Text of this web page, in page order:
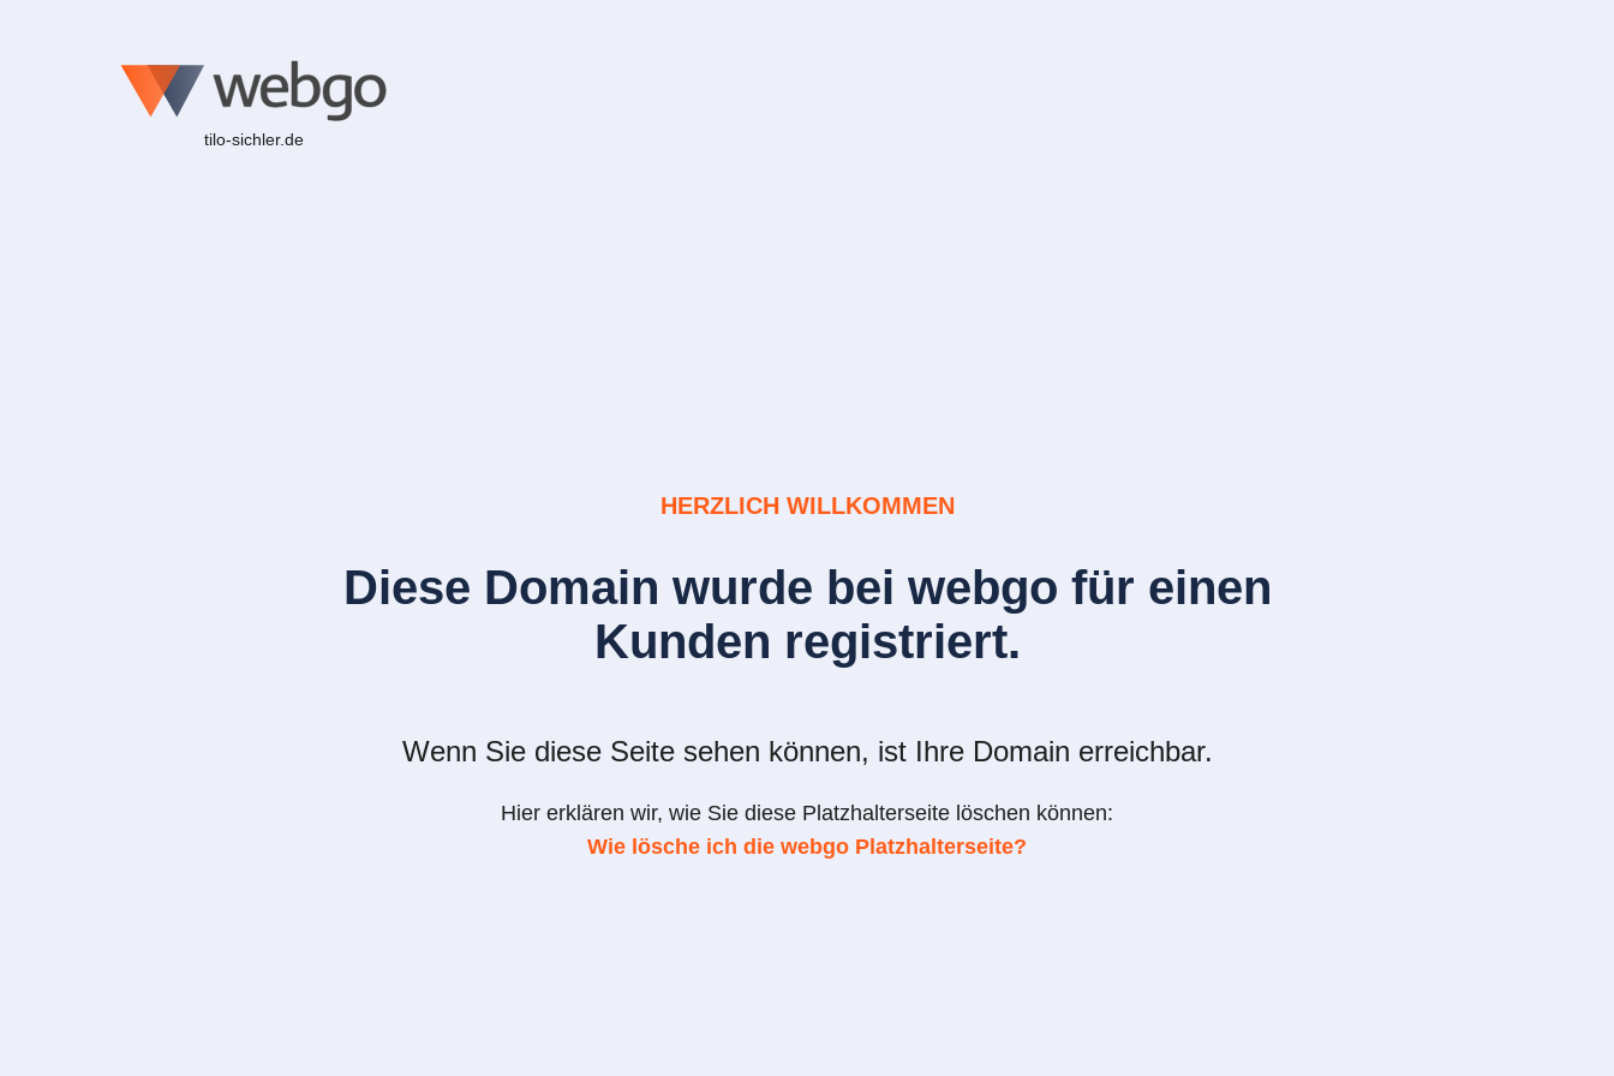
tilo-sichler.de
HERZLICH WILLKOMMEN
Diese Domain wurde bei webgo für einen
Kunden registriert.
Wenn Sie diese Seite sehen können, ist Ihre Domain erreichbar.
Hier erklären wir, wie Sie diese Platzhalterseite löschen können:
Wie lösche ich die webgo Platzhalterseite?